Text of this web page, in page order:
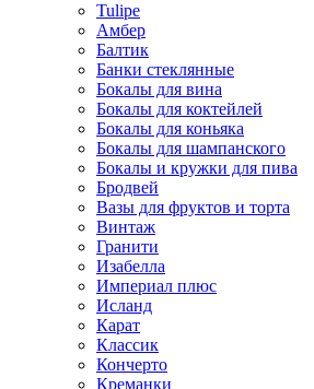
Tulipe
Амбер
Балтик
Банки стеклянные
Бокалы для вина
Бокалы для коктейлей
Бокалы для коньяка
Бокалы для шампанского
Бокалы и кружки для пива
Бродвей
Вазы для фруктов и торта
Винтаж
Гранити
Изабелла
Империал плюс
Исланд
Карат
Классик
Кончерто
Креманки